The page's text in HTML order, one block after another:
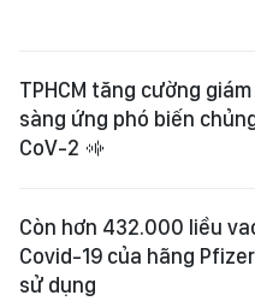
TPHCM tăng cường
sàng ứng phó biến
CoV-2
Còn hơn 432.000 liều
Covid-19 của hãng
sử dụng